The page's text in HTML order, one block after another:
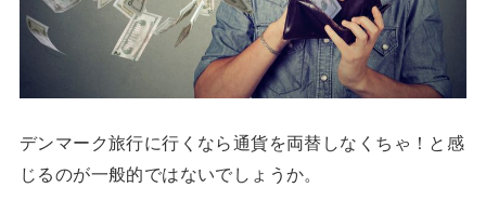
デンマーク旅行に行くなら通貨を両替しなくちゃ！と感
じるのが一般的ではないでしょうか。